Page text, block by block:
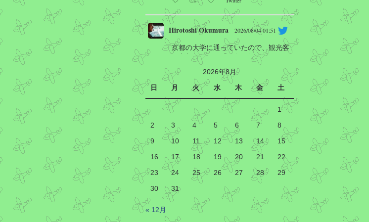
Hirotoshi Okumura 2026/08/04 01:51
京都の大学に通っていたので、観光客
に京都駅などで「四条に行きたい」と
聞かれたことはあるけど、京都外の人
の言う四条はほぼ四条河原町の事だと
知っているので「四条河原町でいいで
すか?」と聞き返して案内していた。
京都の人は観光客にはたぶん皆同様に
対応するので顔が曇ることは無いと思
うけど…
Manabu INOUE
@kasobus
京都で「四条に行きたいんですけ
ど」と質問されても市民の顔が曇
る理由がこれ
四条通は長く、四条駅に祇園四条
駅もあるのです
バス停に至っては図の通り
2026年8月
日
月 火 水 木 金 土
1
2
3 4 5 6 7
8
9
10 11 12 13 14
15
16
17 18 19 20 21
22
23
24 25 26 27 28
29
30
31
« 12月